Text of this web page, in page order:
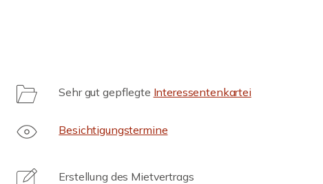
Sehr gut gepflegte Interessentenkartei
Besichtigungstermine
Erstellung des Mietvertrags